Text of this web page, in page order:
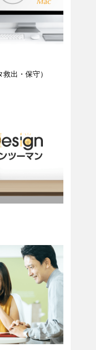
出・保守）